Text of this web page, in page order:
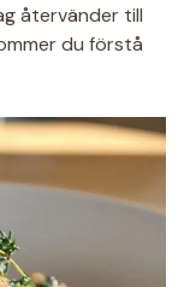
återvänder till
du förstå